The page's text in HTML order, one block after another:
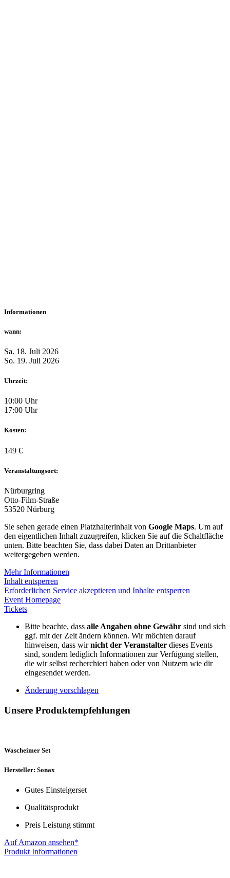
Informationen
wann:
Sa. 18. Juli 2026
So. 19. Juli 2026
Uhrzeit:
10:00 Uhr
17:00 Uhr
Kosten:
149 €
Veranstaltungsort:
Nürburgring
Otto-Film-Straße
53520 Nürburg
Sie sehen gerade einen Platzhalterinhalt von Google Maps. Um auf
den eigentlichen Inhalt zuzugreifen, klicken Sie auf die Schaltfläche
unten. Bitte beachten Sie, dass dabei Daten an Drittanbieter
weitergegeben werden.
Mehr Informationen
Inhalt entsperren
Erforderlichen Service akzeptieren und Inhalte entsperren
Event Homepage
Tickets
Bitte beachte, dass alle Angaben ohne Gewähr sind und sich
ggf. mit der Zeit ändern können. Wir möchten darauf
hinweisen, dass wirnicht der Veranstalter dieses Events
sind, sondern lediglich Informationen zur Verfügung stellen,
die wir selbst recherchiert haben oder von Nutzern wie dir
eingesendet werden.
Änderung vorschlagen
Unsere Produktempfehlungen
Wascheimer Set
Hersteller: Sonax
Gutes Einsteigerset
Qualitätsprodukt
Preis Leistung stimmt
Auf Amazon ansehen*
Produkt Informationen